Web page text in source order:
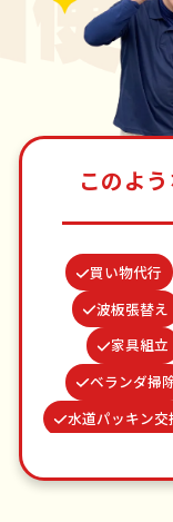
このよ
買い物代行
波板張替え
家具組立
ベランダ掃
水道パッキン交
カーテ
お墓参り